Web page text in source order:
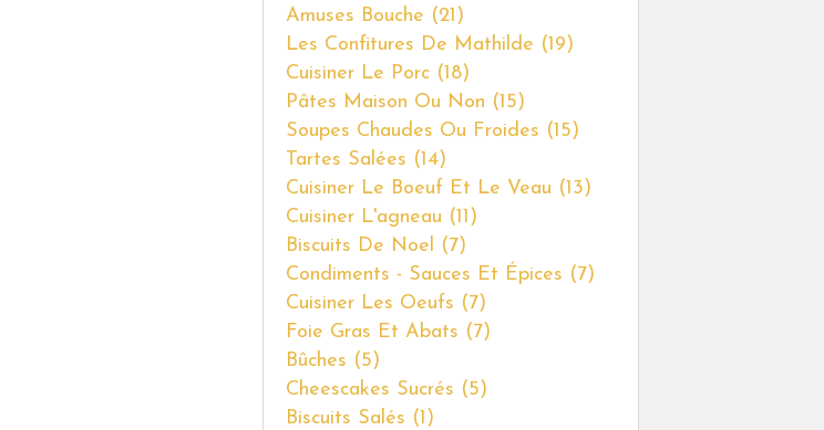
Amuses Bouche (21)
Les Confitures De Mathilde (19)
Cuisiner Le Porc (18)
Pâtes Maison Ou Non (15)
Soupes Chaudes Ou Froides (15)
Tartes Salées (14)
Cuisiner Le Boeuf Et Le Veau (13)
Cuisiner L'agneau (11)
Biscuits De Noel
(7)
Condiments - Sauces Et Épices (7)
Cuisiner Les Oeufs (7)
Foie Gras Et Abats (7)
Bûches (5)
Cheescakes Sucrés (5)
Biscuits Salés (1)